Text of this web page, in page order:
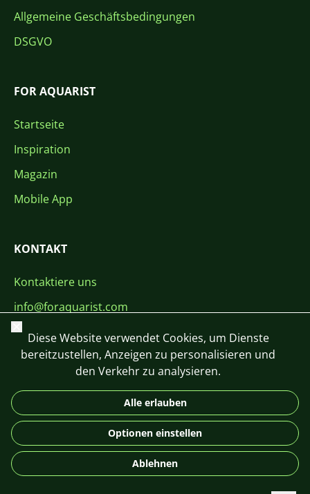
Allgemeine Geschäftsbedingungen
DSGVO
FOR AQUARIST
Startseite
Inspiration
Magazin
Mobile App
KONTAKT
Kontaktiere uns
info@foraquarist.com
+420 603 449 602
DE
© 2026 For Aquarist
Schließen
Diese Website verwendet Cookies, um Dienste
bereitzustellen, Anzeigen zu personalisieren und
den Verkehr zu analysieren.
Alle erlauben
Optionen einstellen
Ablehnen